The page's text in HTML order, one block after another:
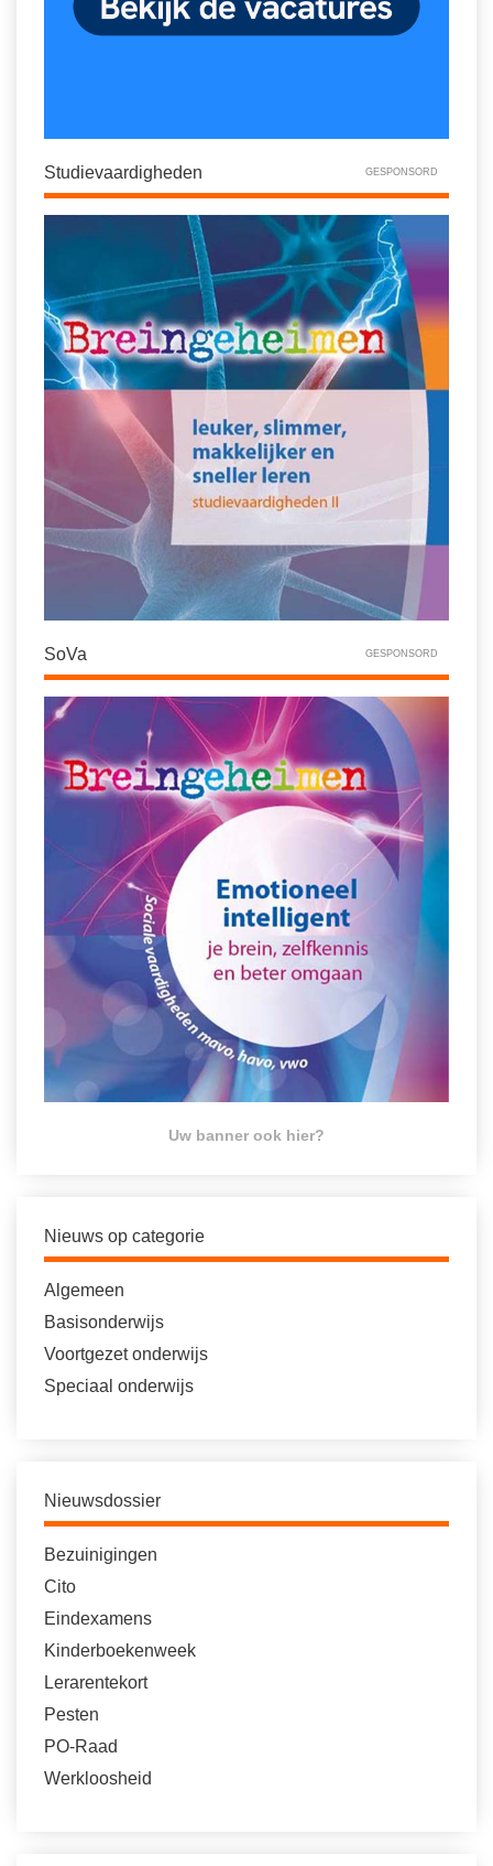
Spelletjes
Studieschuld & Hypotheek
Nieuwsbrief archief
Onderwijs CV
Schoolvakanties
Huiswerkbegeleiding
Huiswerkbegeleider zoeken
Huiswerkbegeleider worden
Studievaardigheden GESPONSORD
SoVa GESPONSORD
Uw banner ook hier?
Nieuws op categorie
Algemeen
Basisonderwijs
Voortgezet onderwijs
Speciaal onderwijs
Nieuwsdossier
Bezuinigingen
Cito
Eindexamens
Kinderboekenweek
Lerarentekort
Pesten
PO-Raad
Werkloosheid